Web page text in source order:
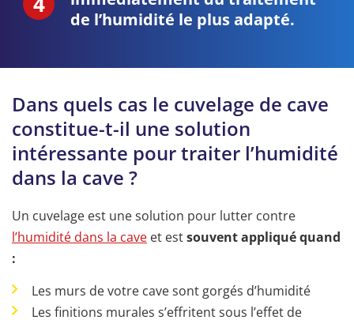
de l’humidité le plus adapté.
Dans quels cas le cuvelage de cave
constitue-t-il une solution
intéressante pour traiter l’humidité
dans la cave ?
Un cuvelage est une solution pour lutter contre
l’humidité dans la cave et estsouvent appliqué quand
:
Les murs de votre cave sont gorgés d’humidité
Les finitions murales s’effritent sous l’effet de